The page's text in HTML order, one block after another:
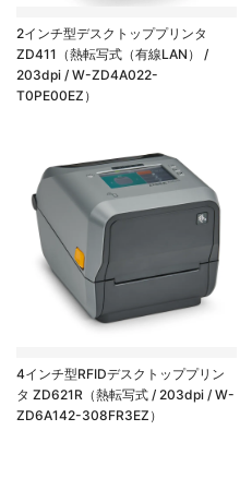
2インチ型デスクトッププリンタ
ZD411（熱転写式（有線LAN） /
203dpi / W-ZD4A022-
T0PE00EZ）
4インチ型RFIDデスクトッププリン
タ ZD621R（熱転写式 / 203dpi / W-
ZD6A142-308FR3EZ）